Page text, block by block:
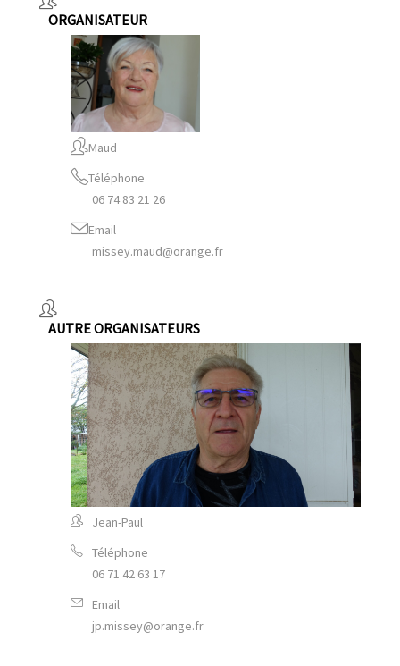
ORGANISATEUR
Maud
Téléphone
06 74 83 21 26
Email
missey.maud@orange.fr
AUTRE ORGANISATEURS
Jean-Paul
Téléphone
06 71 42 63 17
Email
jp.missey@orange.fr